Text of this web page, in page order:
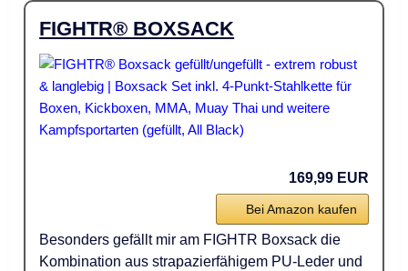
FIGHTR® BOXSACK
169,99 EUR
Bei Amazon kaufen
Besonders gefällt mir am FIGHTR Boxsack die
Kombination aus strapazierfähigem PU-Leder und